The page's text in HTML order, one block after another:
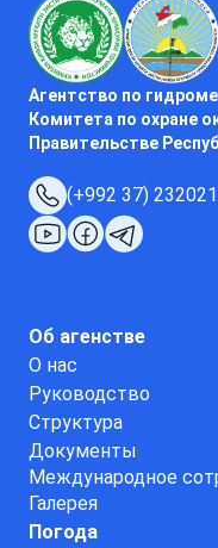
Агентство по
Комитета по охране
Правительстве
(+992 37)
Об агенстве
О нас
Руководство
Структура
Документы
Международное
Галерея
Погода